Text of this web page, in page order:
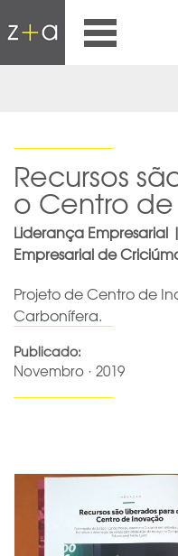
Recursos
o Centro
Liderança Empresarial
Empresarial de
Projeto de Centro de
Carbonífera.
Publicado:
Novembro · 2019